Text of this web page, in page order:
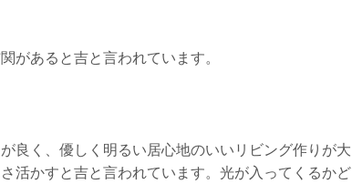
があると吉と言われています。
良く、優しく明るい居心地のいいリビング作りが大
活かすと吉と言われています。光が入ってくるかど